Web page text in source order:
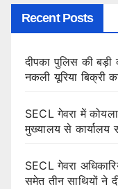
Recent Posts
दीपका पुलिस की बड़ी
नकली यूरिया बिक्री
SECL गेवरा में
मुख्यालय से कार्यालय
SECL गेवरा
समेत तीन साथियों ने दी